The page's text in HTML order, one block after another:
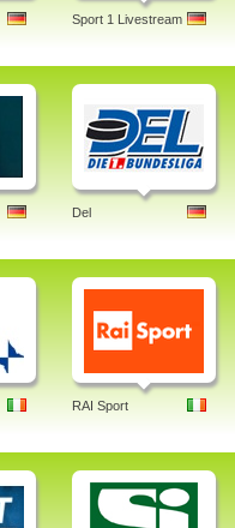
Sport 1 Livestream
Del
RAI Sport